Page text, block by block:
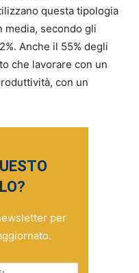
questa tipologia
media, secondo gli
Anche il 55% degli
che lavorare con un
con un
per